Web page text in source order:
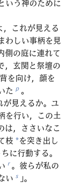
いう神のために
，これが見える
わしい事柄を見
側の庭に連れて
，玄関と祭壇の
を向け，顔を
た p 。
が見えるか。ユ
を行い，この土
は，ささいなこ
枝 *を突き出し
に行動する。
r 。彼らが私の
い s 」。